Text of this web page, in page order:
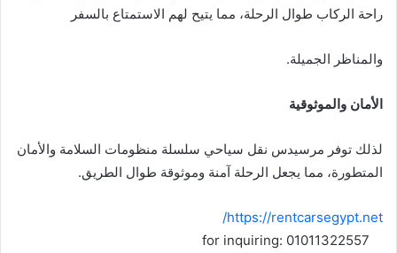
راحة الركاب طوال الرحلة، مما يتيح لهم الاستمتاع بالسفر
والمناظر الجميلة.
الأمان والموثوقية
لذلك توفر مرسيدس نقل سياحي سلسلة منظومات السلامة والأمان
المتطورة، مما يجعل الرحلة آمنة وموثوقة طوال الطريق.
https://rentcarsegypt.net/
for inquiring: 01011322557